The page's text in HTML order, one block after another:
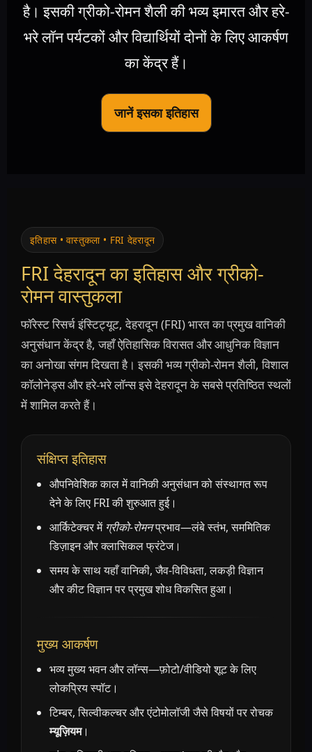
है। इसकी ग्रीको-रोमन शैली की भव्य इमारत और हरे-
भरे लॉन पर्यटकों और विद्यार्थियों दोनों के लिए आकर्षण
का केंद्र हैं।
जानें इसका इतिहास
इतिहास • वास्तुकला • FRI देहरादून
FRI देहरादून का इतिहास और ग्रीको-
रोमन वास्तुकला
फॉरेस्ट रिसर्च इंस्टिट्यूट, देहरादून (FRI) भारत का प्रमुख वानिकी
अनुसंधान केंद्र है, जहाँ ऐतिहासिक विरासत और आधुनिक विज्ञान
का अनोखा संगम दिखता है। इसकी भव्य ग्रीको-रोमन शैली, विशाल
कॉलोनेड्स और हरे-भरे लॉन्स इसे देहरादून के सबसे प्रतिष्ठित स्थलों
में शामिल करते हैं।
संक्षिप्त इतिहास
औपनिवेशिक काल में वानिकी अनुसंधान को संस्थागत रूप
देने के लिए FRI की शुरुआत हुई।
आर्किटेक्चर में ग्रीको-रोमनप्रभाव—लंबे स्तंभ, सममितिक
डिज़ाइन और क्लासिकल फ्रंटेज।
समय के साथ यहाँ वानिकी, जैव-विविधता, लकड़ी विज्ञान
और कीट विज्ञान पर प्रमुख शोध विकसित हुआ।
मुख्य आकर्षण
भव्य मुख्य भवन और लॉन्स—फ़ोटो/वीडियो शूट के लिए
लोकप्रिय स्पॉट।
टिम्बर, सिल्वीकल्चर और एंटोमोलॉजी जैसे विषयों पर रोचक
म्यूज़ियम।